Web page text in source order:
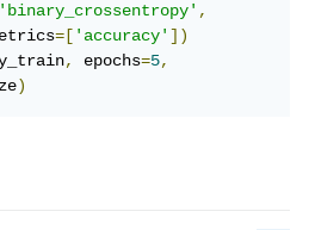
'binary_crossentropy',
=['accuracy'])
, epochs=5,
)